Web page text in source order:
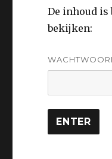
De inhoud is
bekijken: